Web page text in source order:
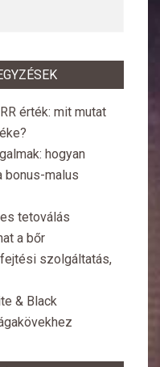
érték: mit mutat
hogyan
bonus-malus
tetoválás
a bőr
szolgáltatás,
& Black